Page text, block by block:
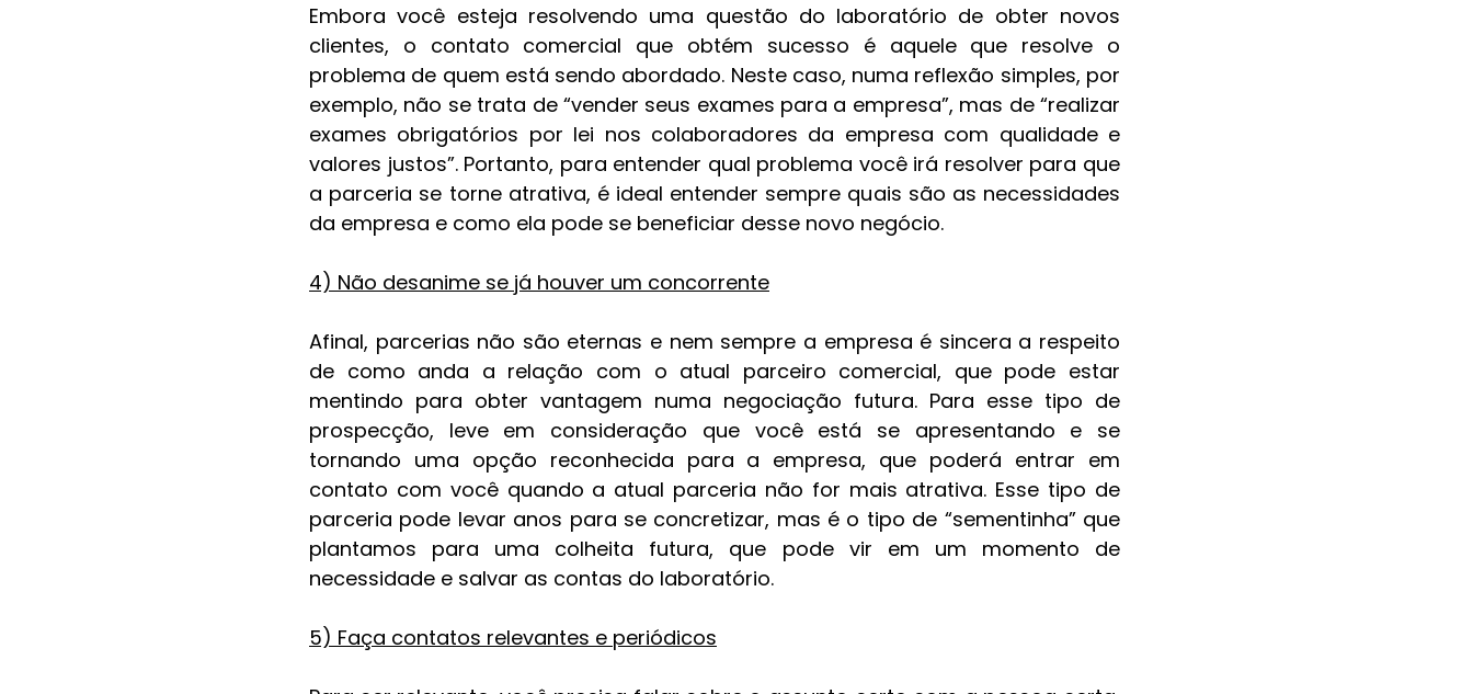
Embora você esteja resolvendo uma questão do laboratório de obter novos
clientes, o contato comercial que obtém sucesso é aquele que resolve o
problema de quem está sendo abordado. Neste caso, numa reflexão simples, por
exemplo, não se trata de “vender seus exames para a empresa”, mas de “realizar
exames obrigatórios por lei nos colaboradores da empresa com qualidade e
valores justos”. Portanto, para entender qual problema você irá resolver para que
a parceria se torne atrativa, é ideal entender sempre quais são as necessidades
da empresa e como ela pode se beneficiar desse novo negócio.
4) Não desanime se já houver um concorrente
Afinal, parcerias não são eternas e nem sempre a empresa é sincera a respeito
de como anda a relação com o atual parceiro comercial, que pode estar
mentindo para obter vantagem numa negociação futura. Para esse tipo de
prospecção, leve em consideração que você está se apresentando e se
tornando uma opção reconhecida para a empresa, que poderá entrar em
contato com você quando a atual parceria não for mais atrativa. Esse tipo de
parceria pode levar anos para se concretizar, mas é o tipo de “sementinha” que
plantamos para uma colheita futura, que pode vir em um momento de
necessidade e salvar as contas do laboratório.
5) Faça contatos relevantes e periódicos